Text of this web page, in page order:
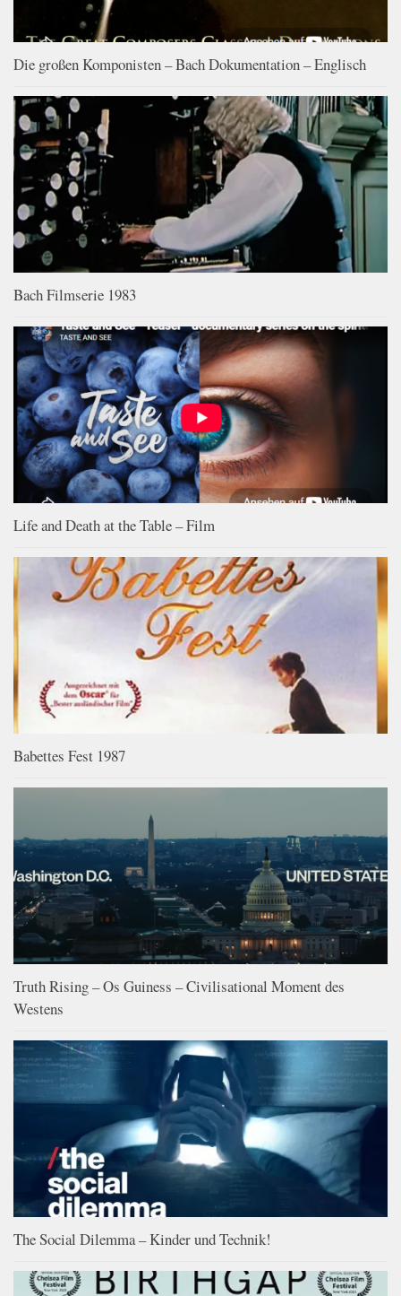
Die großen Komponisten – Bach Dokumentation – Englisch
Bach Filmserie 1983
Life and Death at the Table – Film
Babettes Fest 1987
Truth Rising – Os Guiness – Civilisational Moment des
Westens
The Social Dilemma – Kinder und Technik!